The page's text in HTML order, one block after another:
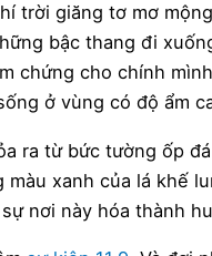
trời giăng tơ mơ
bậc thang đi
chứng cho chính
ở vùng có độ ẩm
ra từ bức tường ốp
màu xanh của lá khế
nơi này hóa thành